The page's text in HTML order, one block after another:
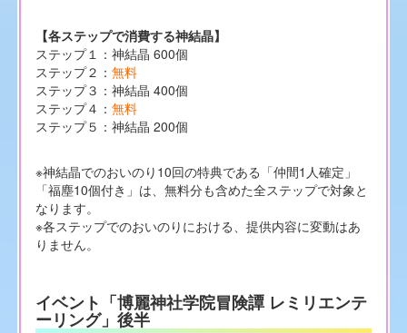
【各ステップで消費する神結晶】
ステップ１：神結晶 600個
ステップ２： 無料
ステップ３：神結晶 400個
ステップ４： 無料
ステップ５：神結晶 200個
※神結晶でのおいのり10回の特典である「仲間1人確定」
「福塵10個付き」は、無料分も含めた全ステップで対象と
なります。
※各ステップでのおいのりにおける、提供内容に変動はあ
りません。
イベント「博麗神社学院冒険譚 レミリエンテ
ーリング」後半